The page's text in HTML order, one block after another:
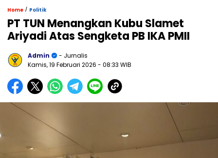
Home / Politik
PT TUN Menangkan Kubu Slamet
Ariyadi Atas Sengketa PB IKA PMII
Admin
- Jurnalis
Kamis, 19 Februari 2026 - 08:33 WIB